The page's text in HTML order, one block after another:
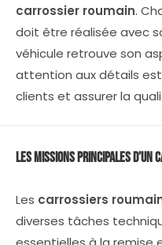
carrossier roumain.
doit être réalisée avec
véhicule retrouve son
attention aux détails
clients et assurer la
Les Missions Principales d’un
Les carrossiers
diverses tâches